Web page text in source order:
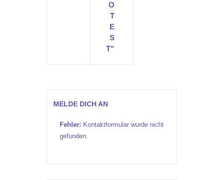
O
T
E
S
T“
MELDE DICH AN
Fehler: Kontaktformular wurde nicht
gefunden.